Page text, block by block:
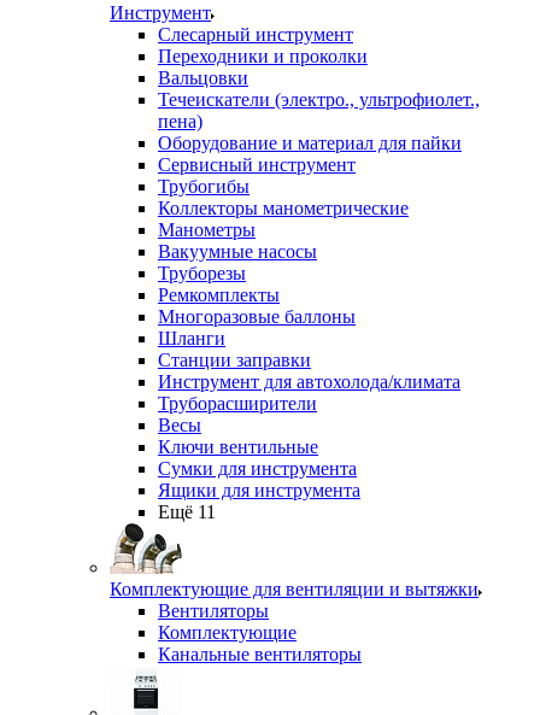
Инструмент
Слесарный инструмент
Переходники и проколки
Вальцовки
Течеискатели (электро., ультрофиолет.,
пена)
Оборудование и материал для пайки
Сервисный инструмент
Трубогибы
Коллекторы манометрические
Манометры
Вакуумные насосы
Труборезы
Ремкомплекты
Многоразовые баллоны
Шланги
Станции заправки
Инструмент для автохолода/климата
Труборасширители
Весы
Ключи вентильные
Сумки для инструмента
Ящики для инструмента
Ещё 11
Комплектующие для вентиляции и вытяжки
Вентиляторы
Комплектующие
Канальные вентиляторы